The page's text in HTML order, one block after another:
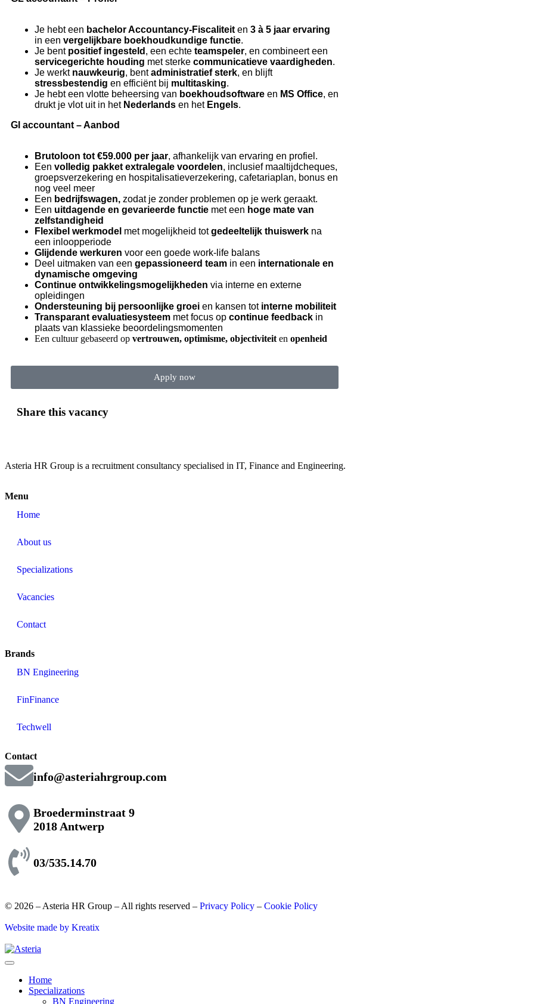
Je hebt een bachelor Accountancy-Fiscaliteit en 3 à 5 jaar ervaring
in een vergelijkbare boekhoudkundige functie.
Je bent positief ingesteld , een echte teamspeler, en combineert een
servicegerichte houding met sterke communicatieve vaardigheden.
Je werkt nauwkeurig, bentadministratief sterk, en blijft
stressbestendig en efficiënt bij multitasking.
Je hebt een vlotte beheersing van boekhoudsoftware en MS Office, en
drukt je vlot uit in het Nederlands en het Engels.
Gl accountant – Aanbod
Brutoloon tot €59.000 per jaar, afhankelijk van ervaring en profiel.
Een volledig pakket extralegale voordelen, inclusief maaltijdcheques,
groepsverzekering en hospitalisatieverzekering, cafetariaplan, bonus en
nog veel meer
Een bedrijfswagen, zodat je zonder problemen op je werk geraakt.
Een uitdagende en gevarieerde functie met een hoge mate van
zelfstandigheid
Flexibel werkmodel met mogelijkheid totgedeeltelijk thuiswerk na
een inloopperiode
Glijdende werkuren voor een goede work-life balans
Deel uitmaken van een gepassioneerd team in een internationale en
dynamische omgeving
Continue ontwikkelingsmogelijkheden via interne en externe
opleidingen
Ondersteuning bij persoonlijke groei en kansen tot interne mobiliteit
Transparant evaluatiesysteem met focus op continue feedback in
plaats van klassieke beoordelingsmomenten
Een cultuur gebaseerd op vertrouwen, optimisme, objectiviteit en openheid
Apply now
Share this vacancy
Asteria HR Group is a recruitment consultancy specialised in IT, Finance and Engineering.
Menu
Home
About us
Specializations
Vacancies
Contact
Brands
BN Engineering
FinFinance
Techwell
Contact
info@asteriahrgroup.com
Broederminstraat 9
2018 Antwerp
03/535.14.70
© 2026 – Asteria HR Group – All rights reserved – Privacy Policy – Cookie Policy
Website made by Kreatix
Home
Specializations
BN Engineering